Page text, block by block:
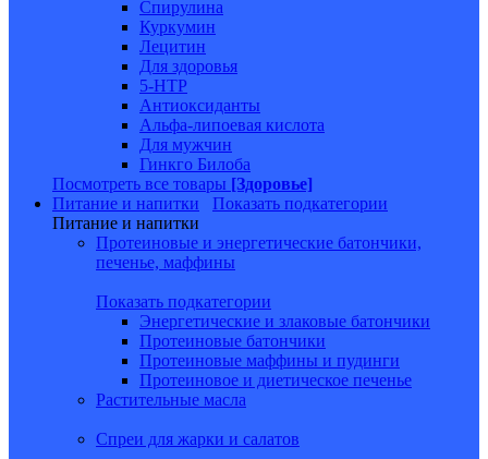
Спирулина
Куркумин
Лецитин
Для здоровья
5-HTP
Антиоксиданты
Альфа-липоевая кислота
Для мужчин
Гинкго Билоба
Посмотреть все товары [Здоровье]
Питание и напитки
Показать подкатегории
Питание и напитки
Протеиновые и энергетические батончики,
печенье, маффины
Показать подкатегории
Энергетические и злаковые батончики
Протеиновые батончики
Протеиновые маффины и пудинги
Протеиновое и диетическое печенье
Растительные масла
Спреи для жарки и салатов